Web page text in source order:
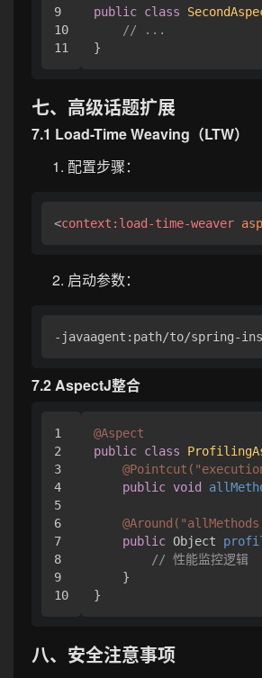
9
10
public class
// ...
七、高级话题扩展
7.1 Load-Time Weaving（LTW）
配置步骤：
<context:load-time-weaver
启动参数：
7.2 AspectJ整合
1
2
3
4
5
6
7
8
9
@Aspect
public class
public void
public Object
// 性能监控逻辑
    }
八、安全注意事项